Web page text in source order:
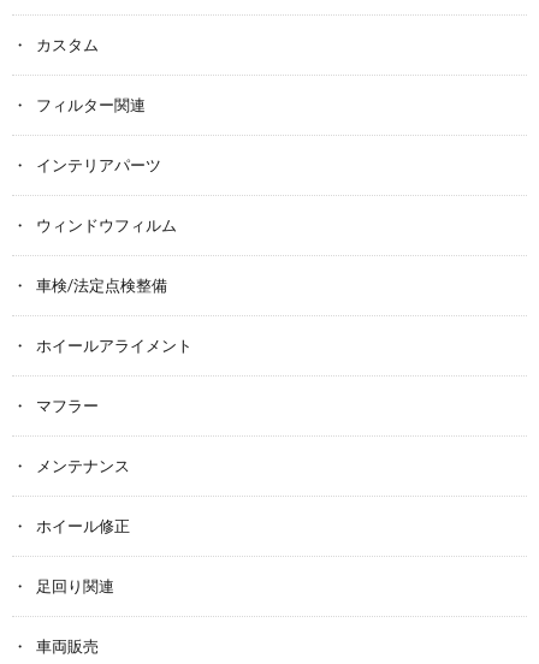
カスタム
フィルター関連
インテリアパーツ
ウィンドウフィルム
車検/法定点検整備
ホイールアライメント
マフラー
メンテナンス
ホイール修正
足回り関連
車両販売